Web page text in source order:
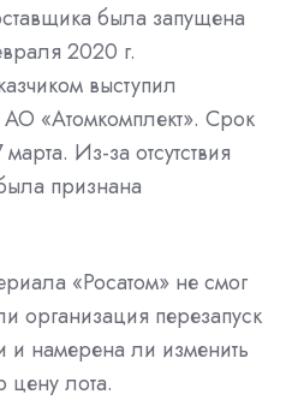
была запущена
2020 г.
выступил
«Атомкомплект». Срок
Из-за отсутствия
признана
«Росатом» не смог
организация перезапуск
и намерена ли изменить
цену лота.